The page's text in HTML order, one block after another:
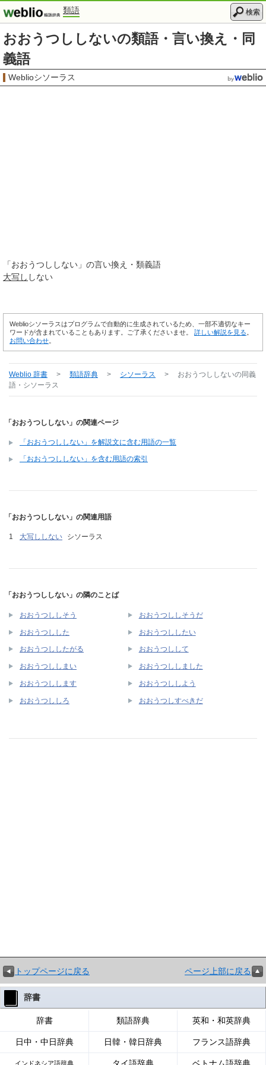
類語 検索
おおうつししないの類語・言い換え・同
義語
Weblioシソーラス
「おおうつししない 」の言い換え・類義語
大写し しない
Weblioシソーラスはプログラムで自動的に生成されているため、一部不適切なキー
ワードが含まれていることもあります。ご了承くださいませ。 詳しい解説を見る
お問い合わせ
Weblio 辞書 > 類語辞典 > シソーラス > おおうつししないの同義
語・シソーラス
「おおうつししない」の関連ページ
「おおうつししない」を解説文に含む用語の一覧
「おおうつししない」を含む用語の索引
「おおうつししない」の関連用語
大写ししない シソーラス
「おおうつししない」の隣のことば
おおうつししそう おおうつししそうだ
おおうつしした おおうつししたい
おおうつししたがる おおうつしして
おおうつししまい おおうつししました
おおうつしします おおうつししよう
おおうつししろ おおうつしすべきだ
トップページに戻る ページ上部に戻る
辞書
辞書 類語辞典 英和・和英辞典
日中・中日辞典 日韓・韓日辞典 フランス語辞典
インドネシア語辞典